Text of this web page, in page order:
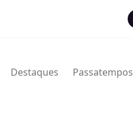
Destaques Passatempos